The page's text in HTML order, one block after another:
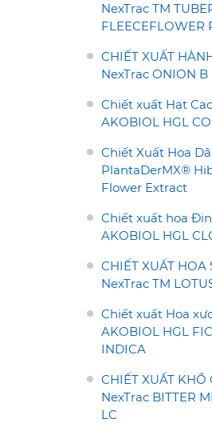
NexTrac TM
FLEECEFLOWER
CHIẾT XUẤT
NexTrac ONION B
Chiết xuất Hạt
AKOBIOL HGL
Chiết Xuất Hoa
PlantaDerMX®
Flower Extract
Chiết xuất hoa
AKOBIOL HGL
CHIẾT XUẤT HOA
NexTrac TM
Chiết xuất Hoa
AKOBIOL HGL
INDICA
CHIẾT XUẤT KHỔ
NexTrac BITTER
LC